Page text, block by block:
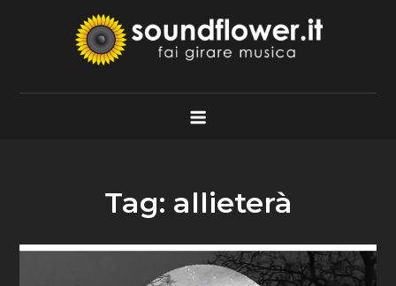
Soundflower.it
Fai Girare Musica
Tag: allieterà